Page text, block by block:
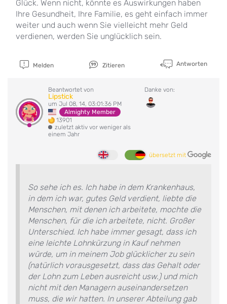
Glück. Wenn nicht, könnte es Auswirkungen haben
Ihre Gesundheit, Ihre Familie, es geht einfach immer
weiter und auch wenn Sie vielleicht mehr Geld
verdienen, werden Sie unglücklich sein.
Melden Zitieren Antworten
Beantwortet von
Lipstick
um Jul 08, 14, 03:01:36 PM
Almighty Member
13901
zuletzt aktiv vor weniger als
einem Jahr
Danke von:
übersetzt mit
So sehe ich es. Ich habe in dem Krankenhaus,
in dem ich war, gutes Geld verdient, liebte die
Menschen, mit denen ich arbeitete, mochte die
Menschen, für die ich arbeitete, nicht. Großer
Unterschied. Ich habe immer gesagt, dass ich
eine leichte Lohnkürzung in Kauf nehmen
würde, um in meinem Job glücklicher zu sein
(natürlich vorausgesetzt, dass das Gehalt oder
der Lohn zum Leben ausreicht usw.) und mich
nicht mit den Managern auseinandersetzen
muss, die wir hatten. In unserer Abteilung gab